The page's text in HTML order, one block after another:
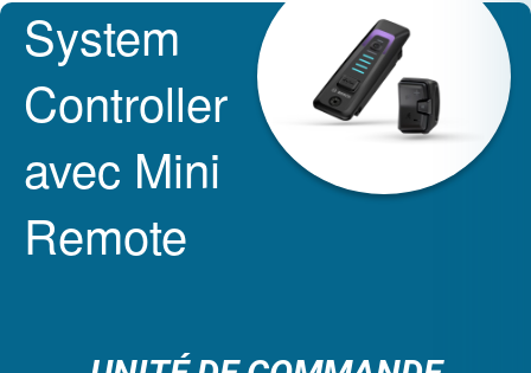
System
Controller
avec Mini
Remote